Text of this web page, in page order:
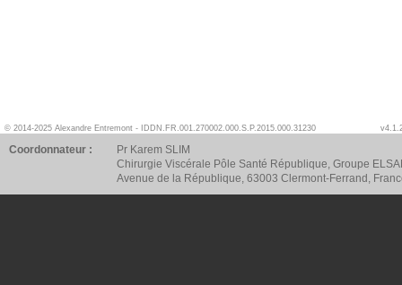
© 2014-2025 Alexandre Entremont - IDDN.FR.001.270002.000.S.P.2015.000.31230
Coordonnateur :
Pr Karem SLIM
Chirurgie Viscérale Pôle Santé République, Groupe
Avenue de la République, 63003 Clermont-Ferrand,